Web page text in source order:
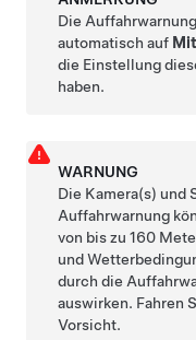
Die
automatisch auf
die Einstellung
haben.
WARNUNG
Die Kamera(s) und
Auffahrwarnung
von bis zu160
und
durch die
auswirken. Fahren
Vorsicht.